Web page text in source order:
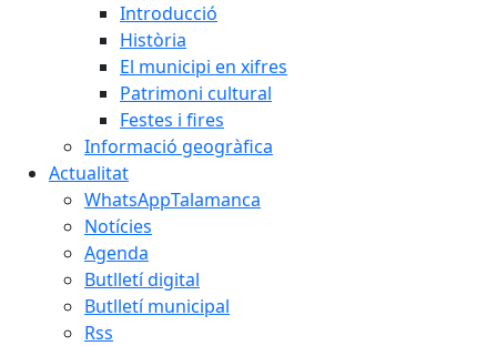
Introducció
Història
El municipi en xifres
Patrimoni cultural
Festes i fires
Informació geogràfica
Actualitat
WhatsAppTalamanca
Notícies
Agenda
Butlletí digital
Butlletí municipal
Rss